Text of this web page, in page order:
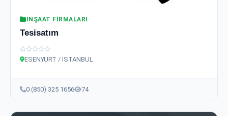
İNŞAAT FIRMALARI
Tesisatım
ESENYURT / İSTANBUL
0 (850) 325 1656 74